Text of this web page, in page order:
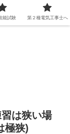
習は狭い場
極狭)
能試験 第２種電気工事士へ